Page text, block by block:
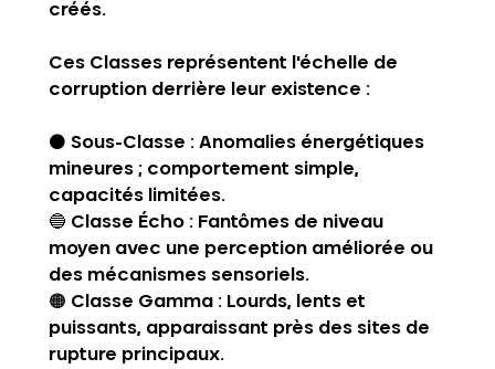
créés.
Ces Classes représentent l'échelle de
corruption derrière leur existence :
⚫ Sous-Classe : Anomalies énergétiques
mineures ; comportement simple,
capacités limitées.
🔵 Classe Écho : Fantômes de niveau
moyen avec une perception améliorée ou
des mécanismes sensoriels.
🟠 Classe Gamma : Lourds, lents et
puissants, apparaissant près des sites de
rupture principaux.